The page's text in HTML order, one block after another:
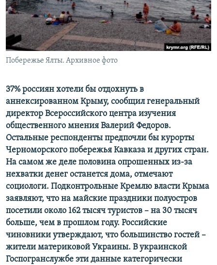
ПОБЕДИТЕЛЕЙ НЕ СУДЯТ?
КРЫМ.НЕПОКОРЕННЫЙ
ELIFBE
УКРАИНСКАЯ ПРОБЛЕМА КРЫМА
ПРИСОЕДИНЯЙТЕСЬ!
Побережье Ялты. Архивное фото
37% россиян хотели бы отдохнуть в
аннексированном Крыму, сообщил генеральный
директор Всероссийского центра изучения
общественного мнения Валерий Федоров.
Остальные респонденты предпочли бы курорты
Черноморского побережья Кавказа и других стран.
На самом же деле половина опрошенных из-за
нехватки денег останется дома, отмечают
социологи. Подконтрольные Кремлю власти Крыма
заявляют, что на майские праздники полуостров
посетили около 162 тысяч туристов – на 30 тысяч
больше, чем в прошлом году. Российские
чиновники утверждают, что большинство гостей –
жители материковой Украины. В украинской
Госпогранслужбе эти данные категорически